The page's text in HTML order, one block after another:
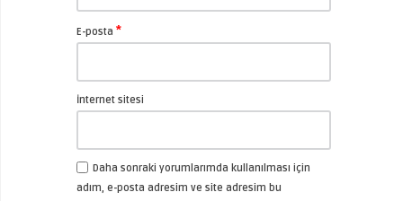
E-posta *
İnternet sitesi
Daha sonraki yorumlarımda kullanılması için
adım, e-posta adresim ve site adresim bu